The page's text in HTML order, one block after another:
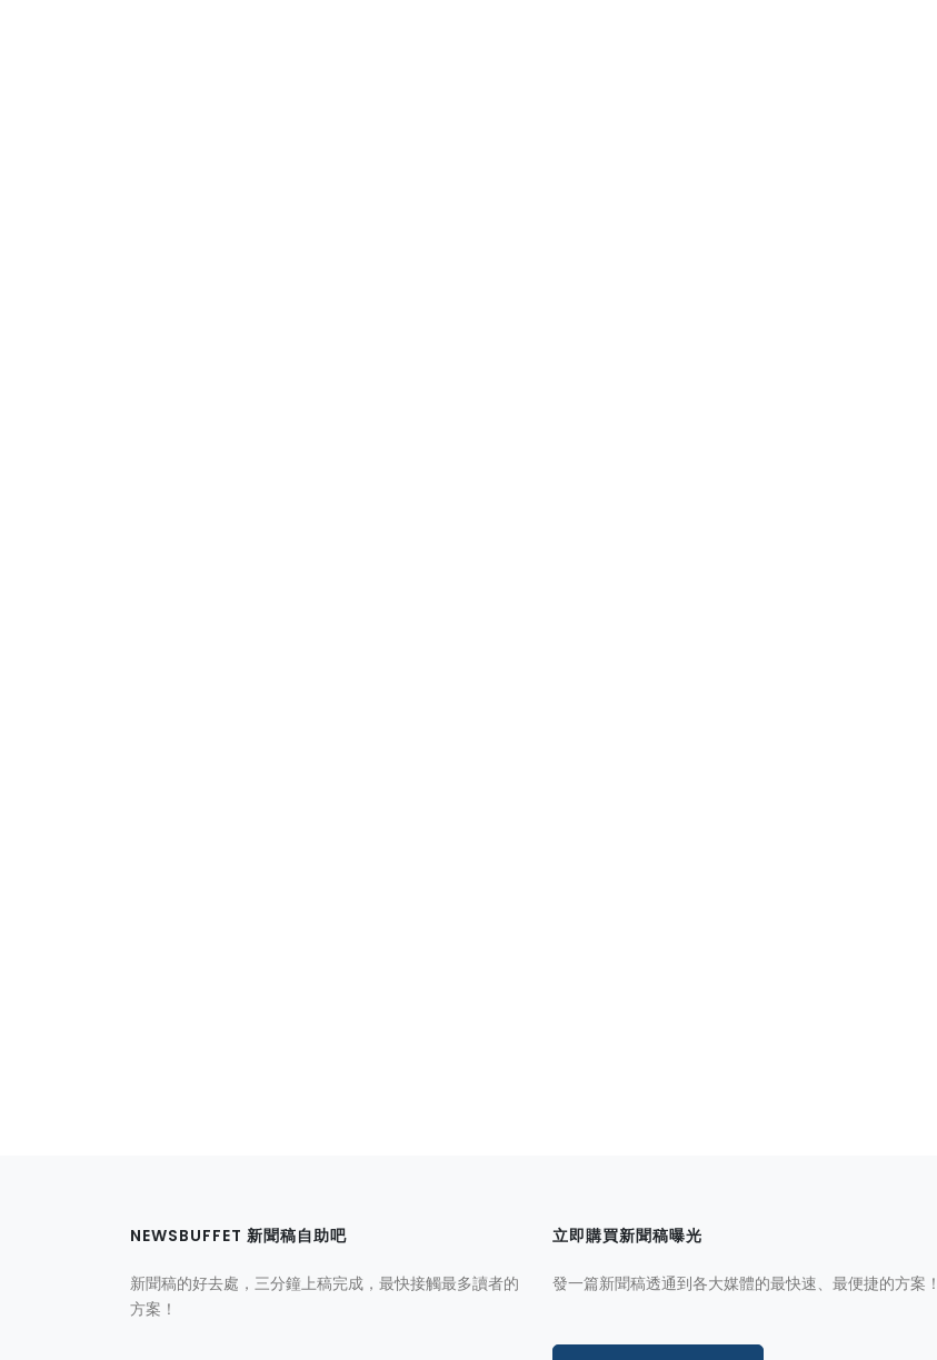
NEWSBUFFET 新聞稿自助吧
新聞稿的好去處，三分鐘上稿完成，最快接觸最多讀者的
方案！
立即購買新聞稿曝光
發一篇新聞稿透通到各大媒體的最快速、最便捷的方案！